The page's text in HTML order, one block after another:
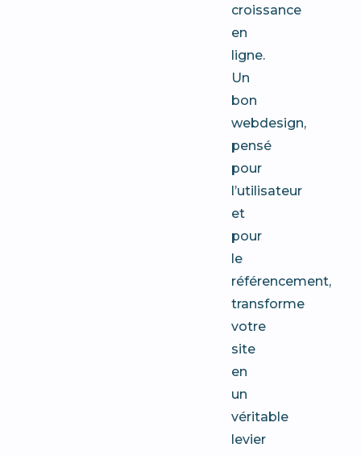
croissance
en
ligne.
Un
bon
webdesign,
pensé
pour
l’utilisateur
et
pour
le
référencement,
transforme
votre
site
en
un
véritable
levier